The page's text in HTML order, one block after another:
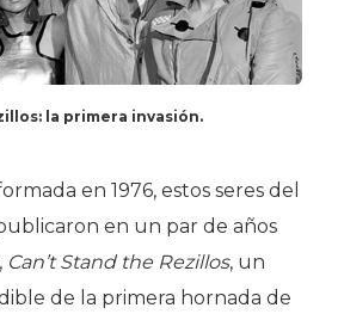
la primera invasión.
en 1976, estos seres del
en un par de años
Can’t Stand the Rezillos, un
de la primera hornada de